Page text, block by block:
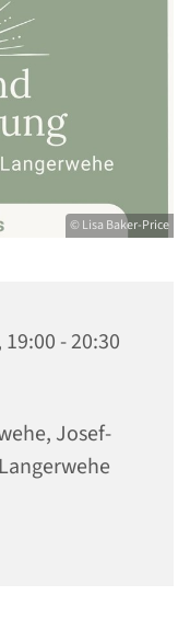
© Lisa Baker-Price
- 20:30
Josef-